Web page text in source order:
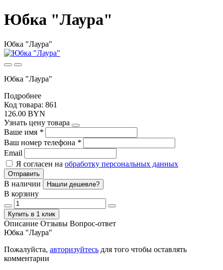
Юбка "Лаура"
Юбка "Лаура"
Юбка "Лаура"
Подробнее
Код товара: 861
126.00 BYN
Узнать цену товара
Ваше имя *
Ваш номер телефона *
Email
Я согласен на обработку персональных данных
Отправить
В наличии Нашли дешевле?
В корзину
Купить в 1 клик
Описание Отзывы Вопрос-ответ
Юбка "Лаура"
Пожалуйста, авторизуйтесь для того чтобы оставлять
комментарии